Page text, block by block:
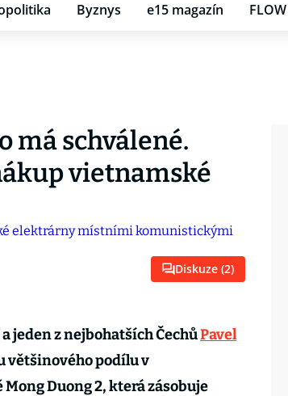
Byznys e15 magazín FLOW
má schválené.
vietnamské
Diskuze (2)
jeden z nejbohatších ČechůPavel
většinového podílu v
Duong 2, která zásobuje